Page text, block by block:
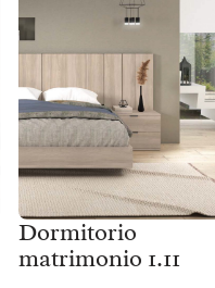
Dormitorio
matrimonio 1.11